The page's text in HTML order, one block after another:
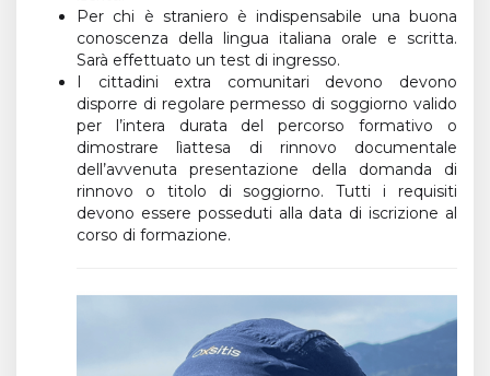
Per chi è straniero è indispensabile una buona
conoscenza della lingua italiana orale e scritta.
Sarà effettuato un test di ingresso.
I cittadini extra comunitari devono devono
disporre di regolare permesso di soggiorno valido
per l’intera durata del percorso formativo o
dimostrare lìattesa di rinnovo documentale
dell’avvenuta presentazione della domanda di
rinnovo o titolo di soggiorno. Tutti i requisiti
devono essere posseduti alla data di iscrizione al
corso di formazione.